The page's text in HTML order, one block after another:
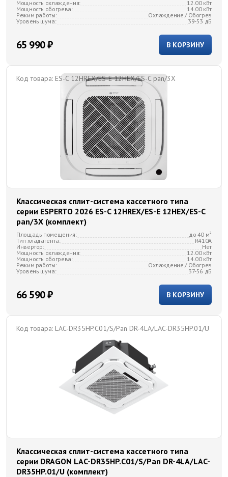
Мощность охлаждения:
12.00 кВт
Мощность обогрева:
14.00 кВт
Режим работы:
Охлаждение / Обогрев
Уровень шума:
39-53 дБ
В КОРЗИНУ
65 990 ₽
Код товара: ES-C 12HREX/ES-E 12HEX/ES-C pan/3X
Классическая сплит-система кассетного типа
серии ESPERTO 2026 ES-C 12HREX/ES-E 12HEX/ES-C
pan/3X (комплект)
Площадь помещения:
до 40 м²
Тип хладагента:
R410A
Инвертор:
Нет
Мощность охлаждения:
12.00 кВт
Мощность обогрева:
14.00 кВт
Режим работы:
Охлаждение / Обогрев
Уровень шума:
37-56 дБ
В КОРЗИНУ
66 590 ₽
Код товара: LAC-DR35HP.C01/S/Pan DR-4LA/LAC-DR35HP.01/U
Классическая сплит-система кассетного типа
серии DRAGON LAC-DR35HP.C01/S/Pan DR-4LA/LAC-
DR35HP.01/U (комплект)